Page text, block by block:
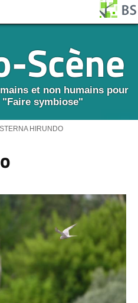
Scène
et non humains pour
"Faire symbiose"
STERNA HIRUNDO